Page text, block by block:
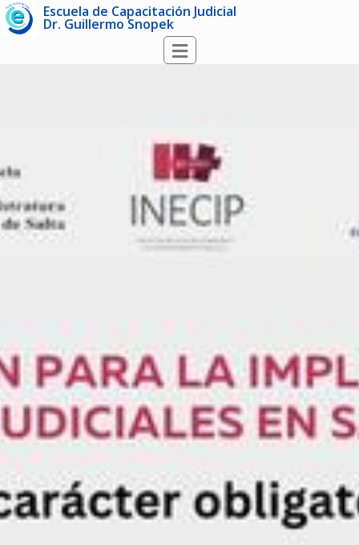
Escuela de Capacitación Judicial
Dr. Guillermo Snopek